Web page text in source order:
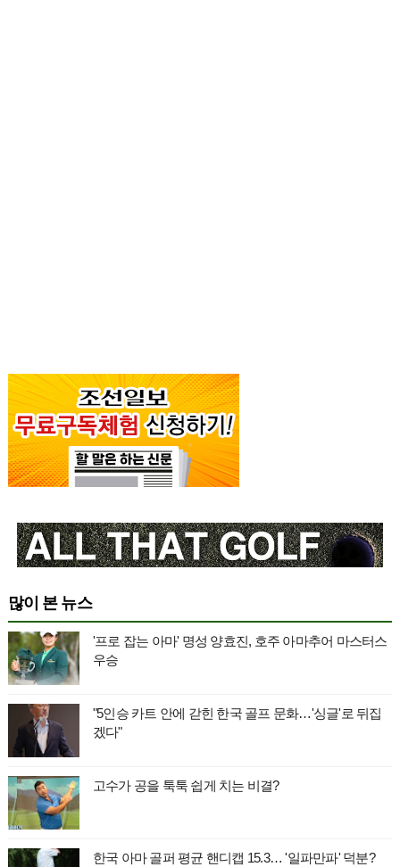
많이 본 뉴스
'프로 잡는 아마' 명성 양효진, 호주 아마추어 마스터스
우승
"5인승 카트 안에 갇힌 한국 골프 문화…'싱글'로 뒤집
겠다"
고수가 공을 툭툭 쉽게 치는 비결?
한국 아마 골퍼 평균 핸디캡 15.3… '일파만파' 덕분?